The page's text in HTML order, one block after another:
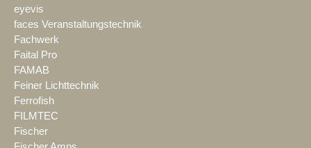
eyevis
faces Veranstaltungstechnik
Fachwerk
Faital Pro
FAMAB
Feiner Lichttechnik
Ferrofish
FILMTEC
Fischer